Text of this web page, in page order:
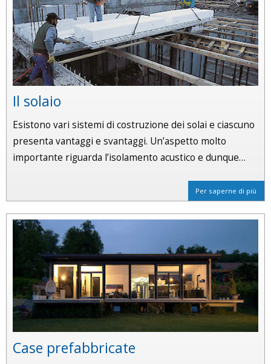
Il solaio
Esistono vari sistemi di costruzione dei solai e ciascuno
presenta vantaggi e svantaggi. Un’aspetto molto
importante riguarda l’isolamento acustico e dunque…
Per saperne di più
Case prefabbricate